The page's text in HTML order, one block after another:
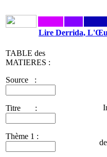
Lire Derrida,
TABLE des
MATIERES :
Source :
Titre :
Thème 1 :
de